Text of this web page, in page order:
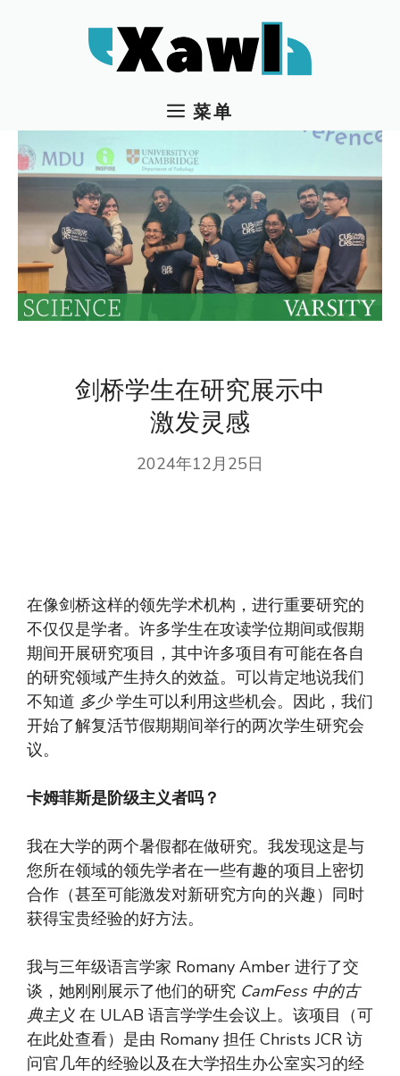
菜单
剑桥学生在研究展示中
激发灵感
2024年12月25日
在像剑桥这样的领先学术机构，进行重要研究的
不仅仅是学者。许多学生在攻读学位期间或假期
期间开展研究项目，其中许多项目有可能在各自
的研究领域产生持久的效益。可以肯定地说我们
不知道 多少学生可以利用这些机会。因此，我们
开始了解复活节假期期间举行的两次学生研究会
议。
卡姆菲斯是阶级主义者吗？
我在大学的两个暑假都在做研究。我发现这是与
您所在领域的领先学者在一些有趣的项目上密切
合作（甚至可能激发对新研究方向的兴趣）同时
获得宝贵经验的好方法。
我与三年级语言学家 Romany Amber 进行了交
谈，她刚刚展示了他们的研究 CamFess 中的古
典主义 在 ULAB 语言学学生会议上。该项目（可
在此处查看）是由 Romany 担任 Christs JCR 访
问官几年的经验以及在大学招生办公室实习的经